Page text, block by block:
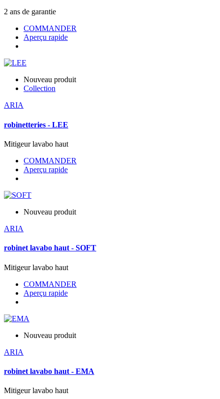
2 ans de garantie
COMMANDER
Aperçu rapide
Nouveau produit
Collection
ARIA
robinetteries - LEE
Mitigeur lavabo haut
COMMANDER
Aperçu rapide
Nouveau produit
ARIA
robinet lavabo haut - SOFT
Mitigeur lavabo haut
COMMANDER
Aperçu rapide
Nouveau produit
ARIA
robinet lavabo haut - EMA
Mitigeur lavabo haut